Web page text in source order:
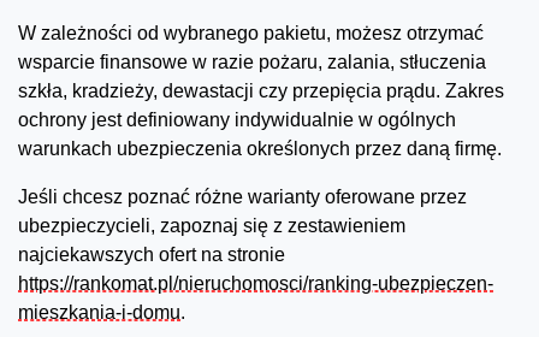
W zależności od wybranego pakietu, możesz otrzymać
wsparcie finansowe w razie pożaru, zalania, stłuczenia
szkła, kradzieży, dewastacji czy przepięcia prądu. Zakres
ochrony jest definiowany indywidualnie w ogólnych
warunkach ubezpieczenia określonych przez daną firmę.
Jeśli chcesz poznać różne warianty oferowane przez
ubezpieczycieli, zapoznaj się z zestawieniem
najciekawszych ofert na stronie
https://rankomat.pl/nieruchomosci/ranking-ubezpieczen-
mieszkania-i-domu.